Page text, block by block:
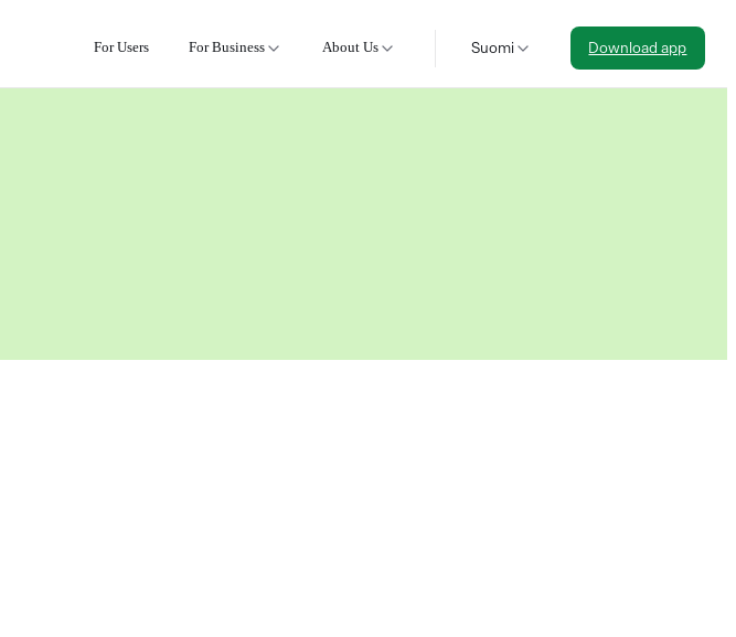
For Users For Business About Us Suomi Download app